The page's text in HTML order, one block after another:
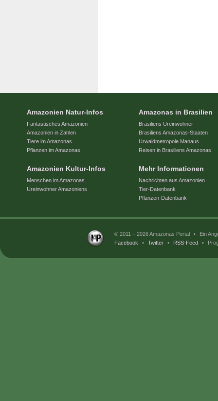
Amazonien Natur-Infos
Fantastisches Amazonien
Amazonien in Zahlen
Tiere im Amazonas
Pflanzen im Amazonas
Amazonien Kultur-Infos
Menschen im Amazonas
Ureinwohner Amazoniens
Amazonas in Brasilien
Brasiliens Ureinwohner
Brasiliens Amazonas-Staaten
Urwaldmetropole Manaus
Reisen in Brasiliens Amazonas
Mehr Informationen
Nachrichten aus Amazonien
Tier-Datenbank
Pflanzen-Datenbank
© 2011 – 2026 Amazonas Portal •
Ein
Facebook
• Twitter • RSS-Feed •